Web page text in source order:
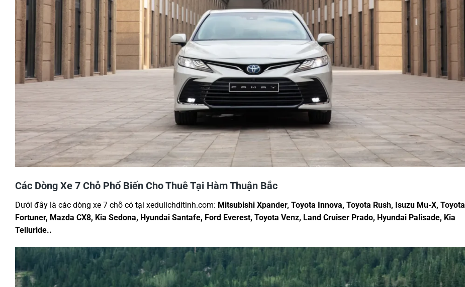
Các Dòng Xe 7 Chỗ Phổ Biến Cho Thuê Tại Hàm Thuận Bắc
Dưới đây là các dòng xe 7 chỗ có tại xedulichditinh.com: Mitsubishi Xpander, Toyota Innova, Toyota Rush, Isuzu Mu-X, Toyota
Fortuner, Mazda CX8, Kia Sedona, Hyundai Santafe, Ford Everest, Toyota Venz, Land Cruiser Prado, Hyundai Palisade, Kia
Telluride..